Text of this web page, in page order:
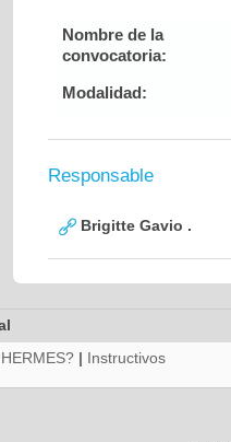
Nombre de la
convocatoria:
Modalidad:
Responsable
Brigitte Gavio .
| Instructivos